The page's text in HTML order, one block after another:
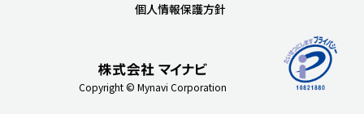
Copyright © Mynavi Corporation
個人情報保護方針